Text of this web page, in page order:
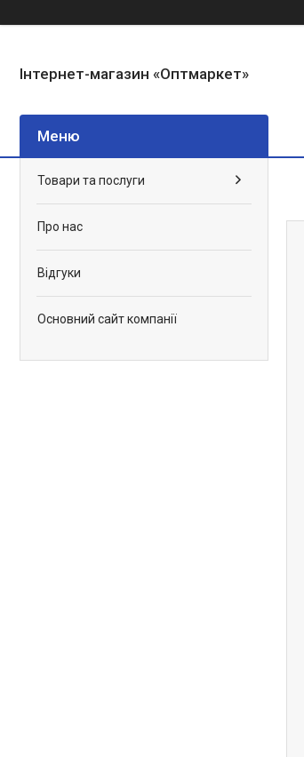
Інтернет-магазин «Оптмаркет»
Товари та послуги
Про нас
Відгуки
Основний сайт компанії